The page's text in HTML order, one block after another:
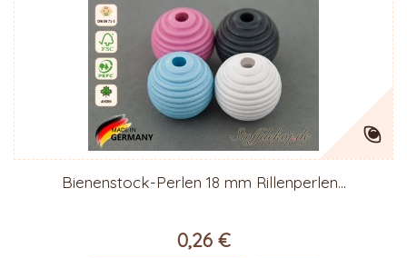
Bienenstock-Perlen 18 mm Rillenperlen...
0,26 €